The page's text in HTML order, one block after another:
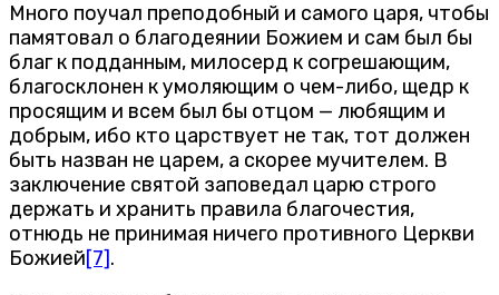
Много поучал преподобный и самого царя, чтобы
памятовал о благодеянии Божием и сам был бы
благ к подданным, милосерд к согрешающим,
благосклонен к умоляющим о чем-либо, щедр к
просящим и всем был бы отцом — любящим и
добрым, ибо кто царствует не так, тот должен
быть назван не царем, а скорее мучителем. В
заключение святой заповедал царю строго
держать и хранить правила благочестия,
отнюдь не принимая ничего противного Церкви
Божией[7].